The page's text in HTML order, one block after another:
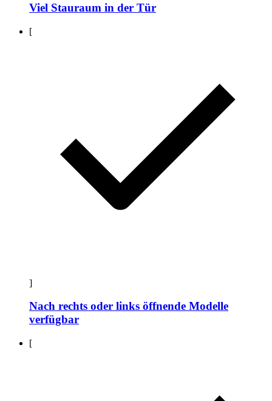
Viel Stauraum in der Tür
[
]
Nach rechts oder links öffnende Modelle
verfügbar
[